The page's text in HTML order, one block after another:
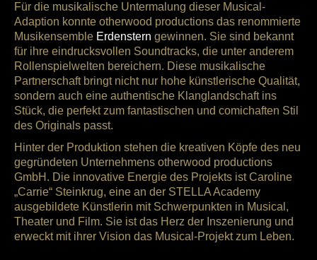
Für die musikalische Untermalung dieser Musical-
Adaption konnte otherwood productions das renommierte
Musikensemble Erdenstern gewinnen. Sie sind bekannt
für ihre eindrucksvollen Soundtracks, die unter anderem
Rollenspielwelten bereichern. Diese musikalische
Partnerschaft bringt nicht nur hohe künstlerische Qualität,
sondern auch eine authentische Klanglandschaft ins
Stück, die perfekt zum fantastischen und comichaften Stil
des Originals passt.
Hinter der Produktion stehen die kreativen Köpfe des neu
gegründeten Unternehmens otherwood productions
GmbH. Die innovative Energie des Projekts ist Caroline
„Carrie“ Steinkrug, eine an der STELLA Academy
ausgebildete Künstlerin mit Schwerpunkten in Musical,
Theater und Film. Sie ist das Herz der Inszenierung und
erweckt mit ihrer Vision das Musical-Projekt zum Leben.